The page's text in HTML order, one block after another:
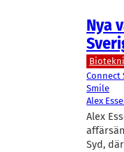
Nya
Connect
Smile
Alex
Alex
Syd,